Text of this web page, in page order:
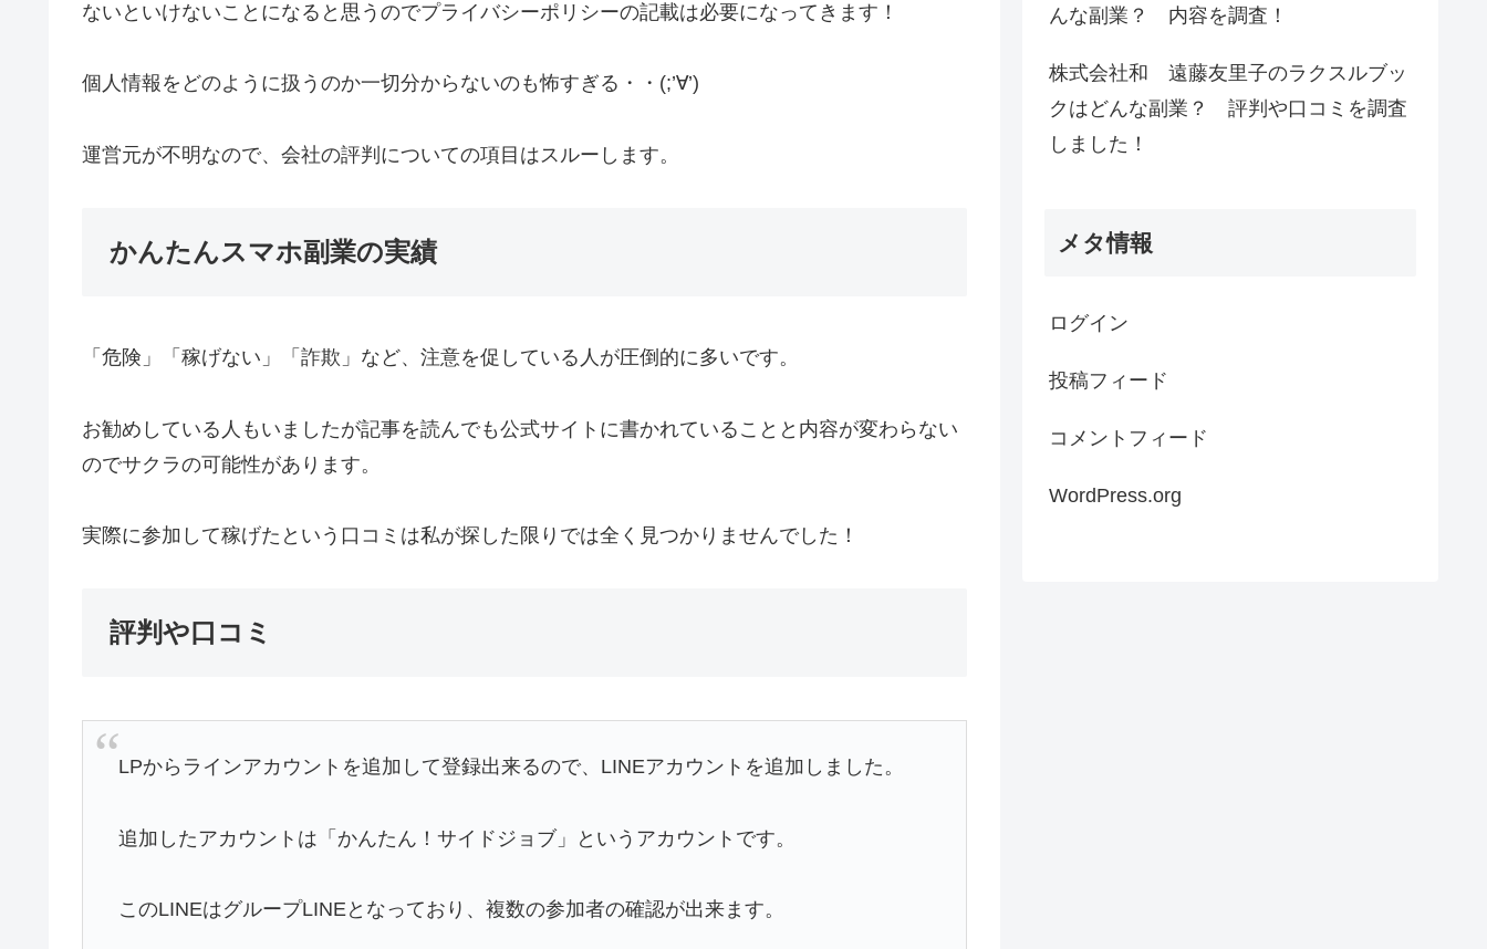
ないといけないことになると思うのでプライバシーポリシーの記載は必要になってきます！
個人情報をどのように扱うのか一切分からないのも怖すぎる・・(;’∀’)
運営元が不明なので、会社の評判についての項目はスルーします。
かんたんスマホ副業の実績
「危険」「稼げない」「詐欺」など、注意を促している人が圧倒的に多いです。
お勧めしている人もいましたが記事を読んでも公式サイトに書かれていることと内容が変わらない
のでサクラの可能性があります。
実際に参加して稼げたという口コミは私が探した限りでは全く見つかりませんでした！
評判や口コミ
LPからラインアカウントを追加して登録出来るので、LINEアカウントを追加しました。
追加したアカウントは 「かんたん！サイドジョブ」 というアカウントです。
このLINEはグループLINEとなっており、複数の参加者の確認が出来ます。
んな副業？ 内容を調査！
株式会社和 遠藤友里子のラクスルブッ
クはどんな副業？ 評判や口コミを調査
しました！
メタ情報
ログイン
投稿フィード
コメントフィード
WordPress.org